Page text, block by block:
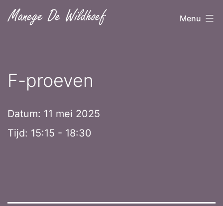
naar
Menu
F-proeven
Datum: 11 mei 2025
Tijd: 15:15 - 18:30